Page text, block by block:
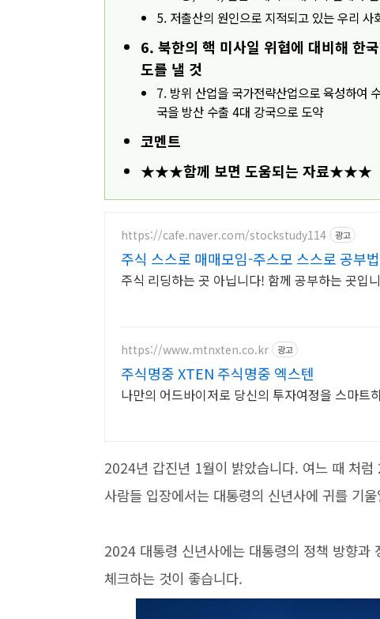
5. 저출산의 원인으로 지적되고 있는 우리
6. 북한의 핵 미사일 위협에 대비해 한
도를 낼 것
7. 방위 산업을 국가전략산업으로 육성하여
국을 방산 수출 4대 강국으로 도약
코멘트
★★★함께 보면 도움되는 자료★★★
https://cafe.naver.com/stockstudy114 광고
주식 스스로 매매모임-주스모 스스로 공부
주식 리딩하는 곳 아닙니다! 함께 공부하는 곳입
https://www.mtnxten.co.kr 광고
주식명중 XTEN 주식명중 엑스텐
나만의 어드바이저로 당신의 투자여정을 스마트
2024년 갑진년 1월이 밝았습니다. 여느 때 처
사람들 입장에서는 대통령의 신년사에 귀를 기
2024 대통령 신년사에는 대통령의 정책 방향과
체크하는 것이 좋습니다.